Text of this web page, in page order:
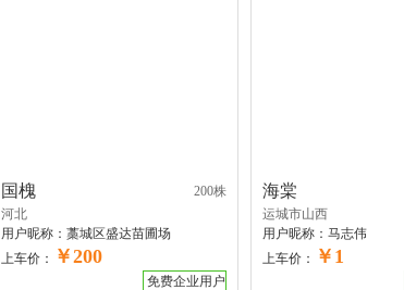
国槐
200株
河北
用户昵称： 藁城区盛达苗圃场
上车价：
￥200
免费企业用户
海棠
运城市山西
用户昵称： 马志伟
上车价：
￥1